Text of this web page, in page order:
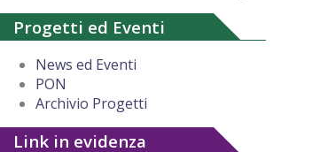
Progetti ed Eventi
News ed Eventi
PON
Archivio Progetti
Link in evidenza